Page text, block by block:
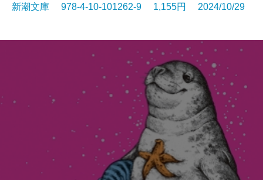
新潮文庫 978-4-10-101262-9 1,155円 2024/10/29